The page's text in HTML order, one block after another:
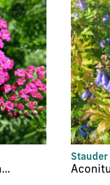
Achilea millefolium ‘Pink Grapefruit’
Stauder